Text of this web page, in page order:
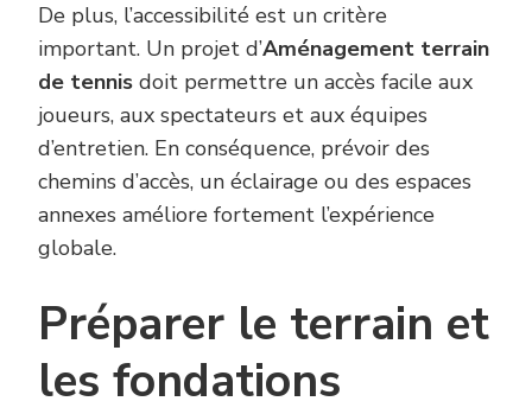
De plus, l’accessibilité est un critère
important. Un projet d’Aménagement terrain
de tennis doit permettre un accès facile aux
joueurs, aux spectateurs et aux équipes
d’entretien. En conséquence, prévoir des
chemins d’accès, un éclairage ou des espaces
annexes améliore fortement l’expérience
globale.
Préparer le terrain et
les fondations